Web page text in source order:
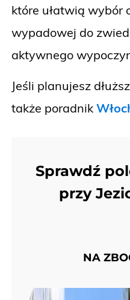
które ułatwią wybór
wypadowej do
aktywnego
Jeśli planujesz
także poradnik
Sprawdź
przy
NA